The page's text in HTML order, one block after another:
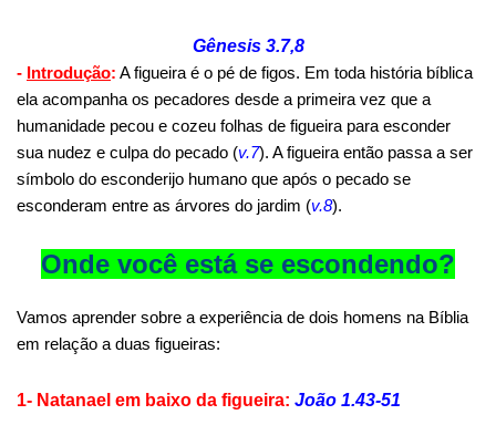
Gênesis 3.7,8
- Introdução: A figueira é o pé de figos. Em toda história bíblica
ela acompanha os pecadores desde a primeira vez que a
humanidade pecou e cozeu folhas de figueira para esconder
sua nudez e culpa do pecado (v.7). A figueira então passa a ser
símbolo do esconderijo humano que após o pecado se
esconderam entre as árvores do jardim (v.8).
Onde você está se escondendo?
Vamos aprender sobre a experiência de dois homens na Bíblia
em relação a duas figueiras:
1- Natanael em baixo da figueira: João 1.43-51